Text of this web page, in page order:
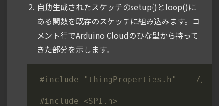
自動生成されたスケッチのsetup()とloop()に
ある関数を既存のスケッチに組み込みます。コ
メント行でArduino Cloudのひな型から持って
きた部分を示します。
#include "thingProperties.h"    //
#include
<SPI.h>